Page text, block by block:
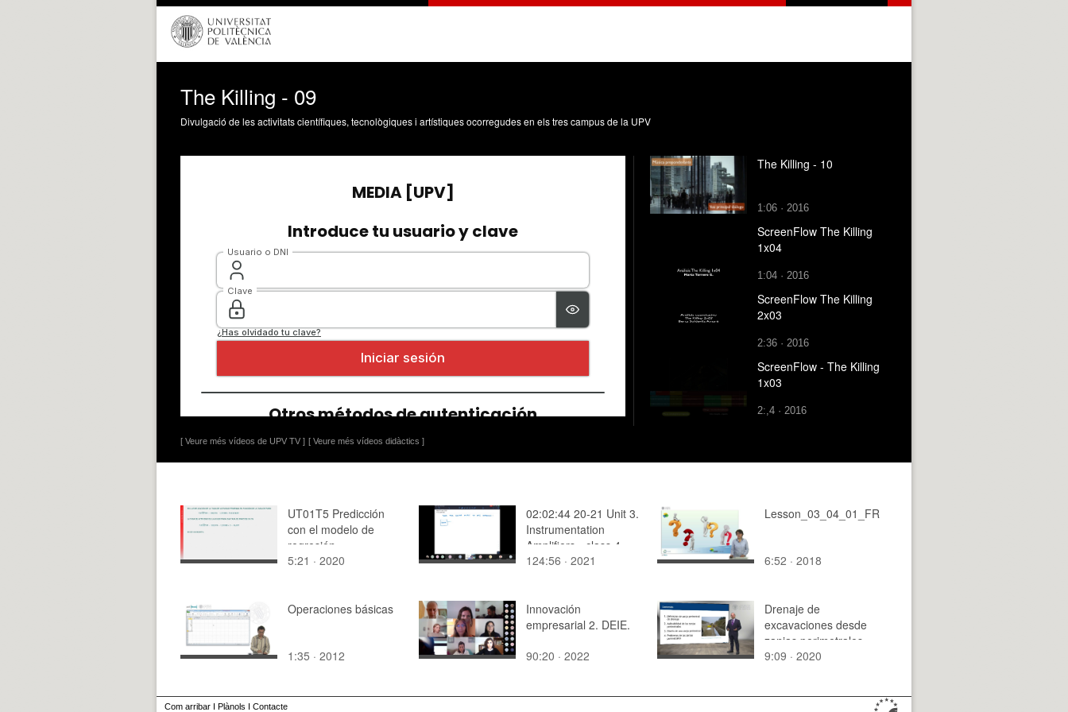
The Killing - 09
Divulgació de les activitats científiques, tecnològiques i artístiques ocorregudes en els tres campus de la UPV
[ Veure més vídeos de UPV TV ] [ Veure més vídeos didàctics ]
The Killing - 10
1:06 · 2016
ScreenFlow The Killing
1x04
1:04 · 2016
ScreenFlow The Killing
2x03
2:36 · 2016
ScreenFlow - The Killing
1x03
2:,4 · 2016
UT01T5 Predicción
con el modelo de
regresión
5:21 · 2020
02:02:44 20-21 Unit 3.
Instrumentation
Amplifiers - class 4
124:56 · 2021
Lesson_03_04_01_FR
6:52 · 2018
Operaciones básicas
1:35 · 2012
Innovación
empresarial 2. DEIE.
90:20 · 2022
Drenaje de
excavaciones desde
zanjas perimetrales
9:09 · 2020
Com arribar I Plànols I Contacte